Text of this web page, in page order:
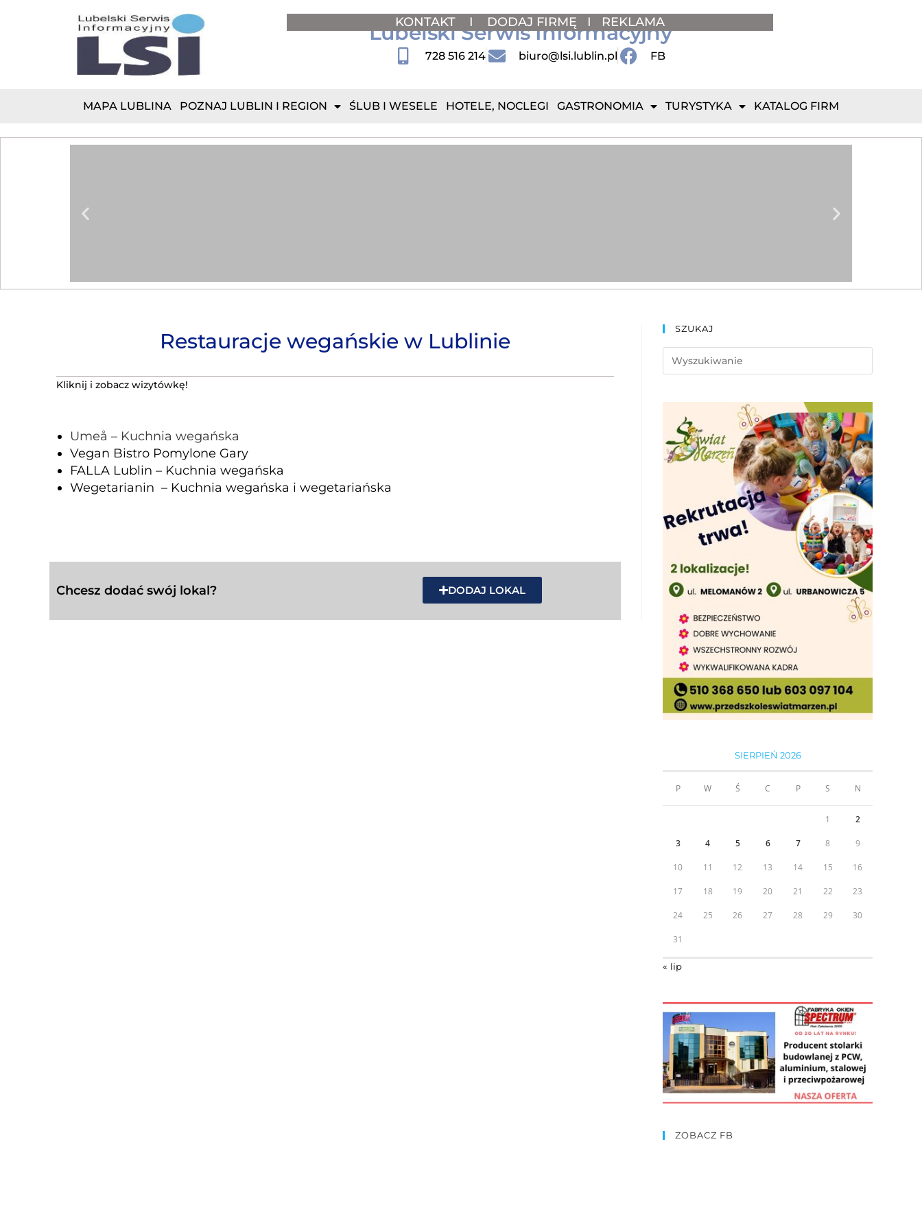
KONTAKT I DODAJ FIRMĘ I REKLAMA
Lubelski Serwis Informacyjny
728 516 214 biuro@lsi.lublin.pl FB
MAPA LUBLINA POZNAJ LUBLIN I REGION ŚLUB I WESELE HOTELE, NOCLEGI GASTRONOMIA TURYSTYKA KATALOG FIRM
Restauracje wegańskie w Lublinie
Kliknij i zobacz wizytówkę!
Umeå – Kuchnia wegańska
Vegan Bistro Pomylone Gary
FALLA Lublin – Kuchnia wegańska
Wegetarianin – Kuchnia wegańska i wegetariańska
Chcesz dodać swój lokal? DODAJ LOKAL
SZUKAJ
SIERPIEŃ 2026
P W Ś C P S N
1 2
3 4 5 6 7 8 9
10 11 12 13 14 15 16
17 18 19 20 21 22 23
24 25 26 27 28 29 30
31
« lip
ZOBACZ FB